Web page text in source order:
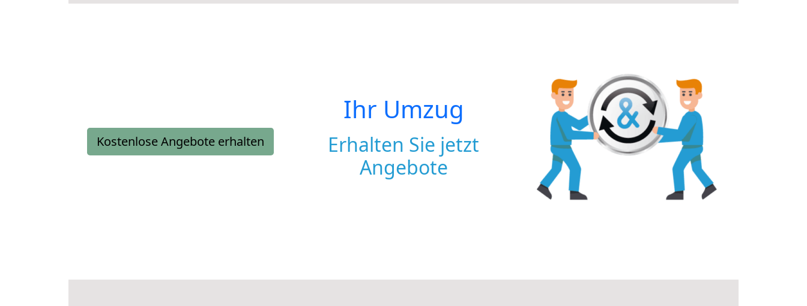
Kostenlose Angebote erhalten
Ihr Umzug
Erhalten Sie jetzt
Angebote